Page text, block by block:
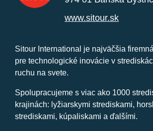
www.sitour.sk
Sitour International je najväčšia
pre technologické inovácie v
ruchu na svete.
Spolupracujeme s viac ako 1000
krajinách: lyžiarskymi strediskami,
strediskami, kúpaliskami a ďalšími.